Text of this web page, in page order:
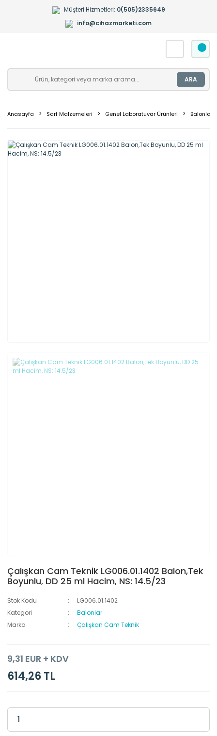
Müşteri Hizmetleri: 0(505)2335649
info@cihazmarketi.com
ARA
Anasayfa Sarf Malzemeleri Genel Laboratuvar Ürünleri Balonlar
Çalışkan Cam Teknik LG006.01.1402 Balon,Tek
Boyunlu, DD 25 ml Hacim, NS: 14.5/23
Stok Kodu
LG006.01.1402
Kategori
Balonlar
Marka
Çalışkan Cam Teknik
9,31 EUR + KDV
614,26 TL